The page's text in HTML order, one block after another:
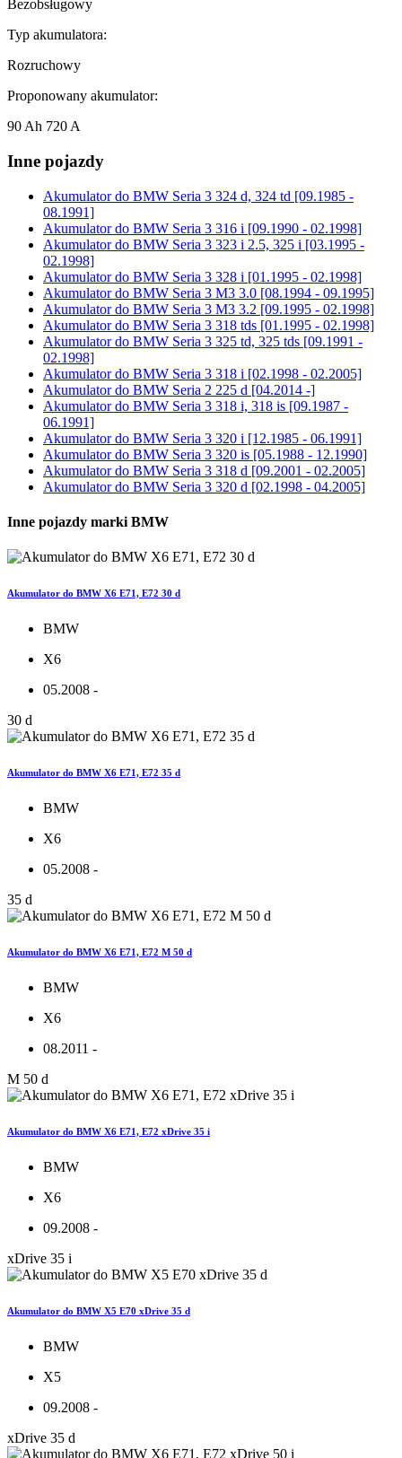
Bezobsługowy
Typ akumulatora:
Rozruchowy
Proponowany akumulator:
90 Ah 720 A
Inne pojazdy
Akumulator do BMW Seria 3 324 d, 324 td [09.1985 -
08.1991]
Akumulator do BMW Seria 3 316 i [09.1990 - 02.1998]
Akumulator do BMW Seria 3 323 i 2.5, 325 i [03.1995 -
02.1998]
Akumulator do BMW Seria 3 328 i [01.1995 - 02.1998]
Akumulator do BMW Seria 3 M3 3.0 [08.1994 - 09.1995]
Akumulator do BMW Seria 3 M3 3.2 [09.1995 - 02.1998]
Akumulator do BMW Seria 3 318 tds [01.1995 - 02.1998]
Akumulator do BMW Seria 3 325 td, 325 tds [09.1991 -
02.1998]
Akumulator do BMW Seria 3 318 i [02.1998 - 02.2005]
Akumulator do BMW Seria 2 225 d [04.2014 -]
Akumulator do BMW Seria 3 318 i, 318 is [09.1987 -
06.1991]
Akumulator do BMW Seria 3 320 i [12.1985 - 06.1991]
Akumulator do BMW Seria 3 320 is [05.1988 - 12.1990]
Akumulator do BMW Seria 3 318 d [09.2001 - 02.2005]
Akumulator do BMW Seria 3 320 d [02.1998 - 04.2005]
Inne pojazdy marki BMW
Akumulator do BMW X6 E71, E72 30 d
BMW
X6
05.2008 -
30 d
Akumulator do BMW X6 E71, E72 35 d
BMW
X6
05.2008 -
35 d
Akumulator do BMW X6 E71, E72 M 50 d
BMW
X6
08.2011 -
M 50 d
Akumulator do BMW X6 E71, E72 xDrive 35 i
BMW
X6
09.2008 -
xDrive 35 i
Akumulator do BMW X5 E70 xDrive 35 d
BMW
X5
09.2008 -
xDrive 35 d